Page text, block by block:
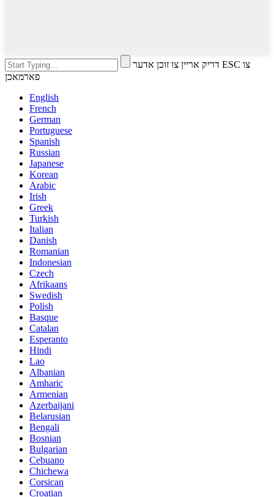
דריק אריין צו זוכן אדער ESC צו
פארמאכן
English
French
German
Portuguese
Spanish
Russian
Japanese
Korean
Arabic
Irish
Greek
Turkish
Italian
Danish
Romanian
Indonesian
Czech
Afrikaans
Swedish
Polish
Basque
Catalan
Esperanto
Hindi
Lao
Albanian
Amharic
Armenian
Azerbaijani
Belarusian
Bengali
Bosnian
Bulgarian
Cebuano
Chichewa
Corsican
Croatian